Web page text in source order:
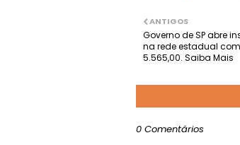
ANTIGOS
Governo de SP abre
na rede estadual
5.565,00. Saiba Mais
0 Comentários